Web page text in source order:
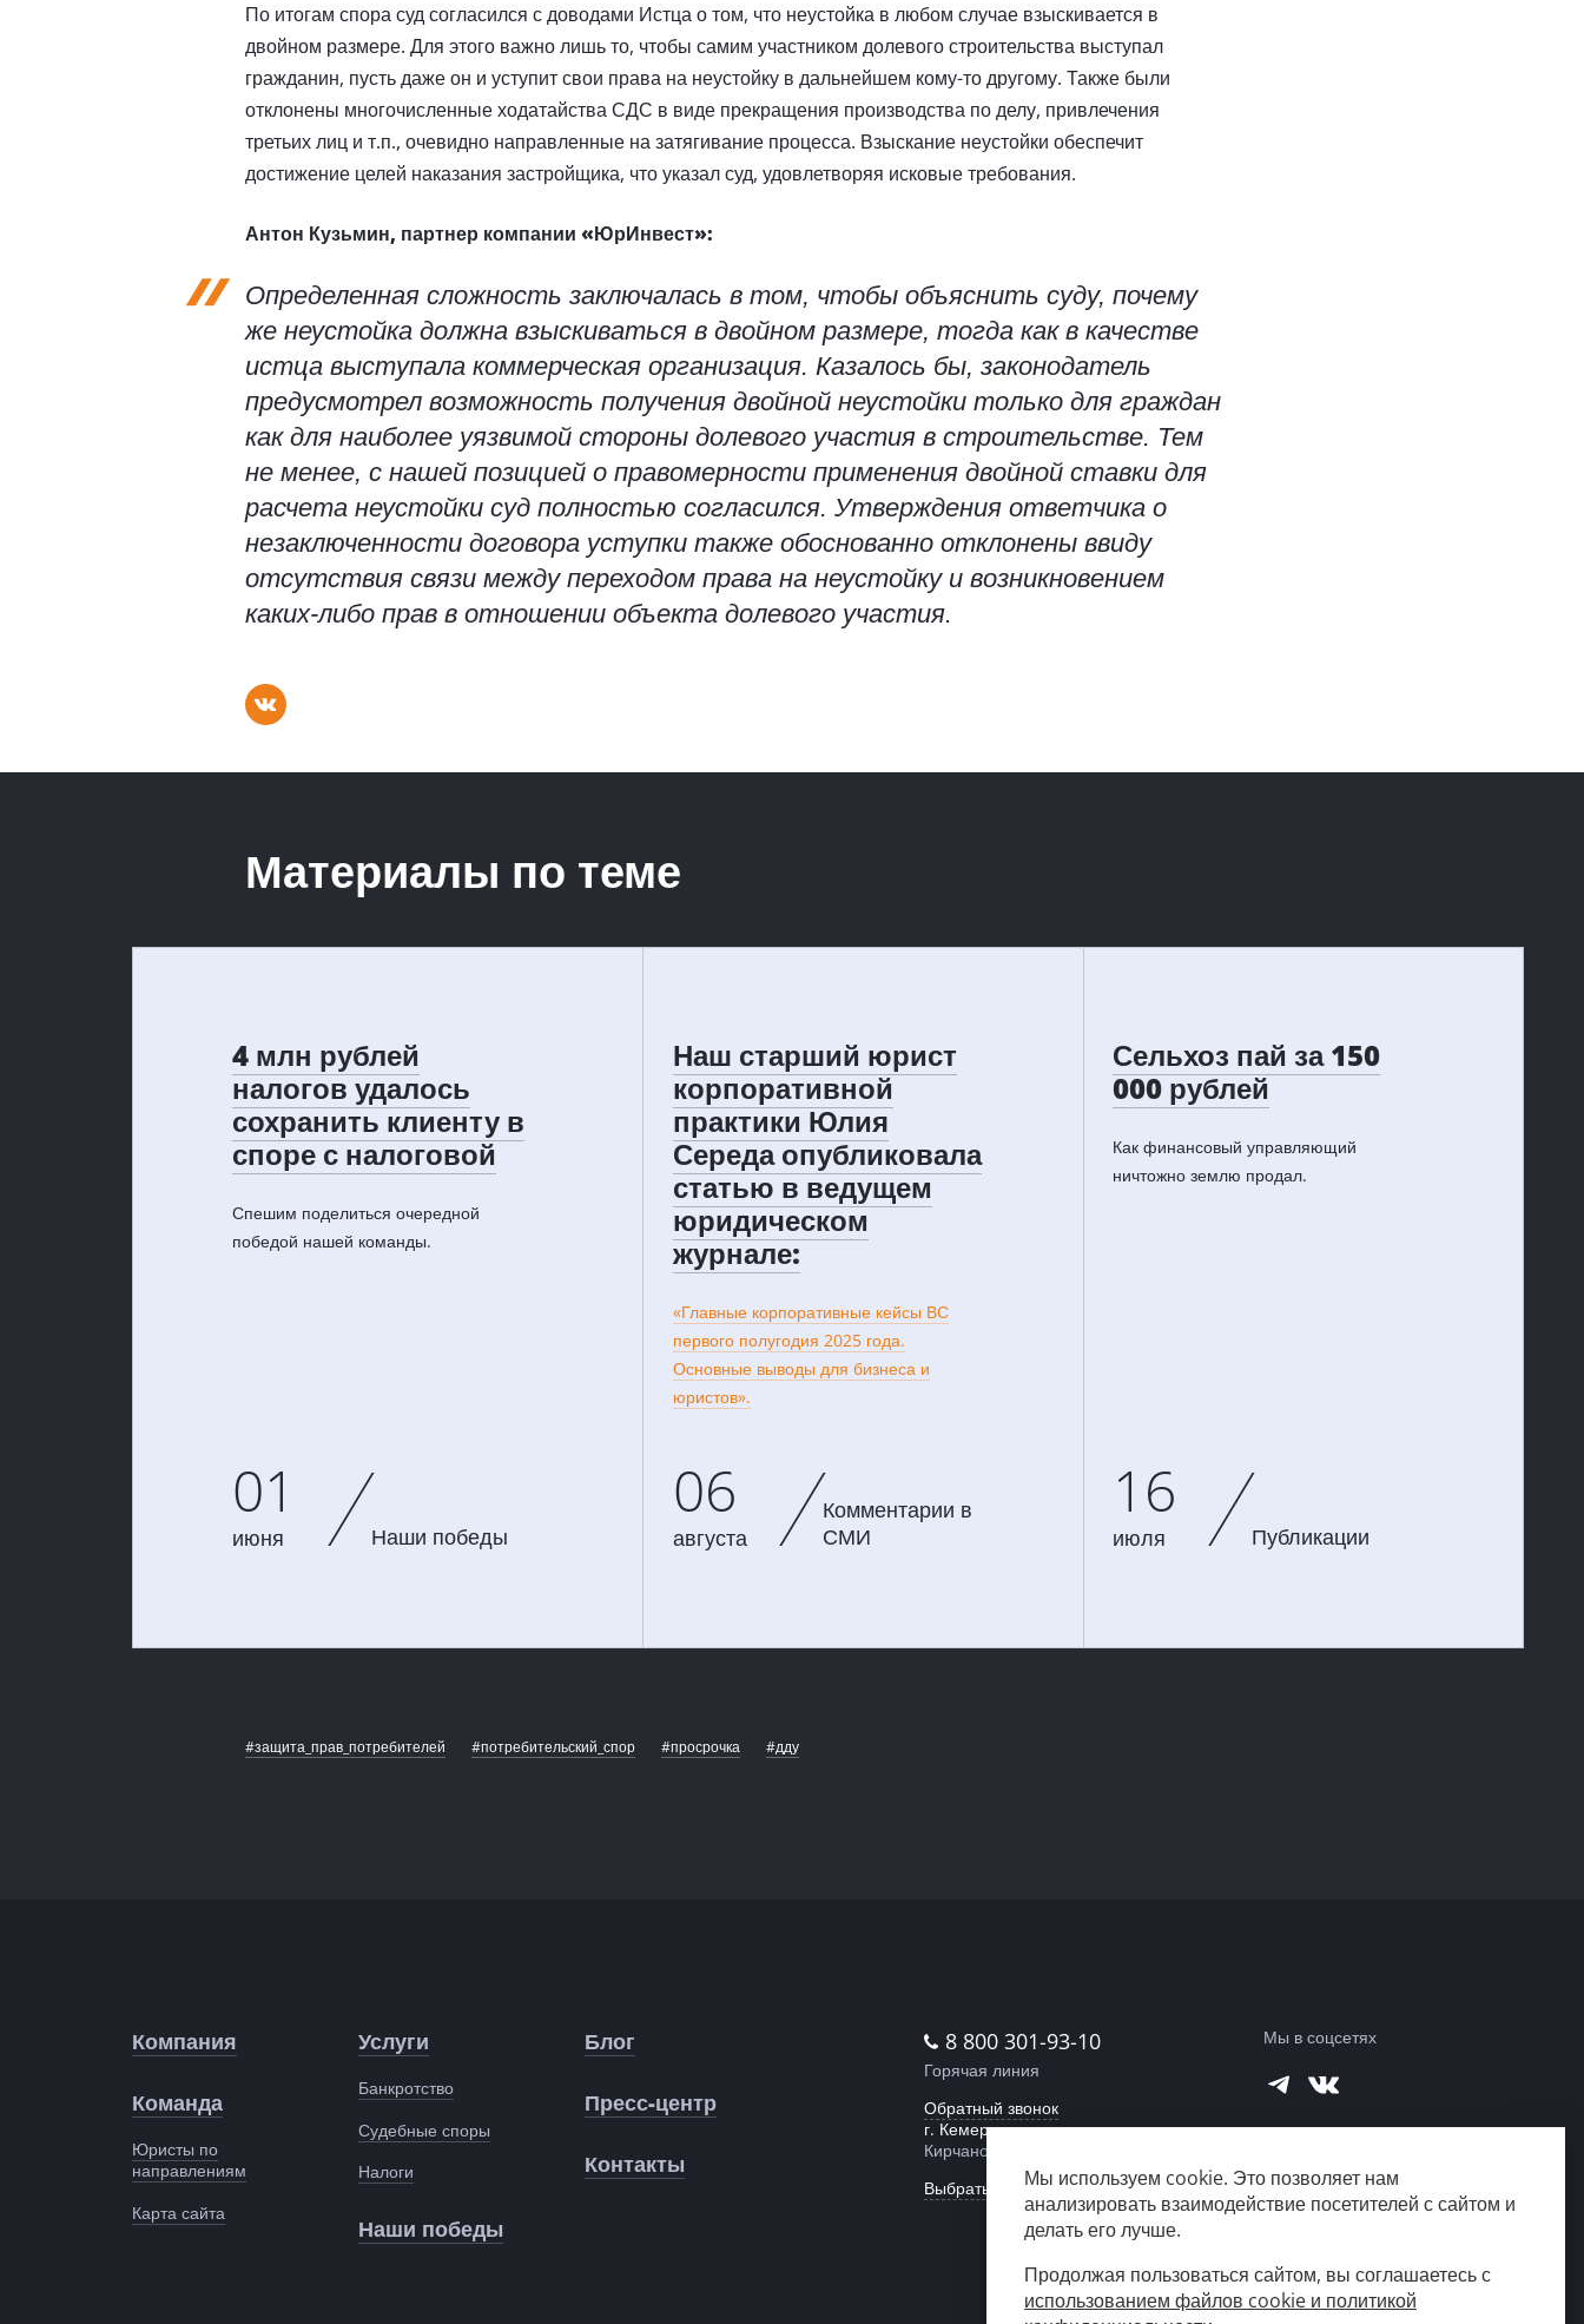
По итогам спора суд согласился с доводами Истца о том, что неустойка в любом случае взыскивается в
двойном размере. Для этого важно лишь то, чтобы самим участником долевого строительства выступал
гражданин, пусть даже он и уступит свои права на неустойку в дальнейшем кому-то другому. Также были
отклонены многочисленные ходатайства СДС в виде прекращения производства по делу, привлечения
третьих лиц и т.п., очевидно направленные на затягивание процесса. Взыскание неустойки обеспечит
достижение целей наказания застройщика, что указал суд, удовлетворяя исковые требования.
Антон Кузьмин, партнер компании «ЮрИнвест»:
Определенная сложность заключалась в том, чтобы объяснить суду, почему
же неустойка должна взыскиваться в двойном размере, тогда как в качестве
истца выступала коммерческая организация. Казалось бы, законодатель
предусмотрел возможность получения двойной неустойки только для граждан
как для наиболее уязвимой стороны долевого участия в строительстве. Тем
не менее, с нашей позицией о правомерности применения двойной ставки для
расчета неустойки суд полностью согласился. Утверждения ответчика о
незаключенности договора уступки также обоснованно отклонены ввиду
отсутствия связи между переходом права на неустойку и возникновением
каких-либо прав в отношении объекта долевого участия.
Материалы по теме
4 млн рублей
налогов удалось
сохранить клиенту в
споре с налоговой
Спешим поделиться очередной
победой нашей команды.
01
июня Наши победы
Наш старший юрист
корпоративной
практики Юлия
Середа опубликовала
статью в ведущем
юридическом
журнале:
«Главные корпоративные кейсы ВС
первого полугодия 2025 года.
Основные выводы для бизнеса и
юристов».
06
августа
Комментарии в
СМИ
Сельхоз пай за 150
000 рублей
Как финансовый управляющий
ничтожно землю продал.
16
июля Публикации
#защита_прав_потребителей #потребительский_спор #просрочка #дду
Компания
Команда
Юристы по
направлениям
Карта сайта
Услуги
Банкротство
Судебные споры
Налоги
Наши победы
Блог
Пресс-центр
Контакты
8 800 301-93-10
Горячая линия
Обратный звонок
г. Кемерово,
Кирчанова, 26
Выбрать другой город?
Мы в соцсетях
Мы используем cookie. Это позволяет нам
анализировать взаимодействие посетителей с сайтом и
делать его лучше.
Продолжая пользоваться сайтом, вы соглашаетесь с
использованием файлов cookie и политикой